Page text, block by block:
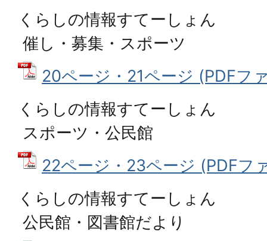
くらしの情報すてーしょん
催し・募集・スポーツ
20ページ・21ページ (PDFフ
くらしの情報すてーしょん
スポーツ・公民館
22ページ・23ページ (PDFフ
くらしの情報すてーしょん
公民館・図書館だより